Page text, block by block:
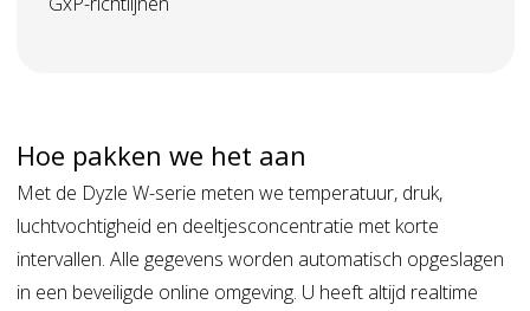
Hoe pakken we het aan
Met de Dyzle W-serie meten we temperatuur, druk,
luchtvochtigheid en deeltjesconcentratie met korte
intervallen. Alle gegevens worden automatisch opgeslagen
in een beveiligde online omgeving. U heeft altijd realtime